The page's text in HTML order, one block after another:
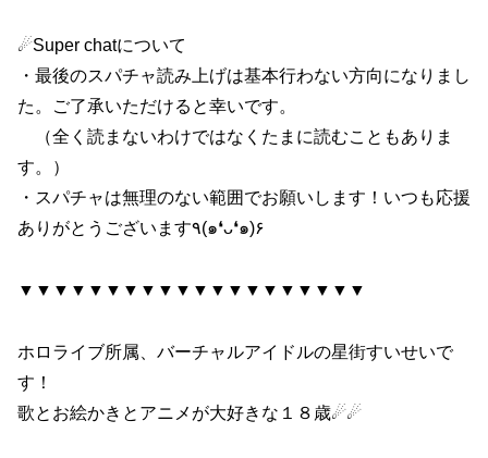
☄Super chatについて
・最後のスパチャ読み上げは基本行わない方向になりまし
た。ご了承いただけると幸いです。
（全く読まないわけではなくたまに読むこともありま
す。）
・スパチャは無理のない範囲でお願いします！いつも応援
ありがとうございます٩(๑❛ᴗ❛๑)۶
▼▼▼▼▼▼▼▼▼▼▼▼▼▼▼▼▼▼▼▼
ホロライブ所属、バーチャルアイドルの星街すいせいで
す！
歌とお絵かきとアニメが大好きな１８歳☄☄